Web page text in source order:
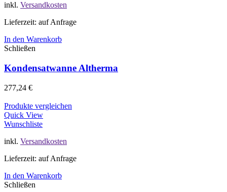
inkl. Versandkosten
Lieferzeit: auf Anfrage
In den Warenkorb
Schließen
Kondensatwanne Altherma
277,24 €
Produkte vergleichen
Quick View
Wunschliste
inkl. Versandkosten
Lieferzeit: auf Anfrage
In den Warenkorb
Schließen